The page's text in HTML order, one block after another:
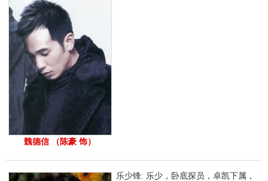
魏德信 （陈豪 饰）
乐少锋: 乐少，卧底探员，卓凯下属，